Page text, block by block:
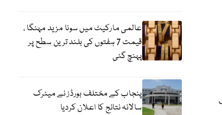
عالمی مارکیٹ میں سونا مزید مہنگا ،
قیمت 7 ہفتوں کی بلند ترین سطح پر
پہنچ گئی
پنجاب کے مختلف بورڈز نے میٹرک
سالانہ نتائج کا اعلان کردیا